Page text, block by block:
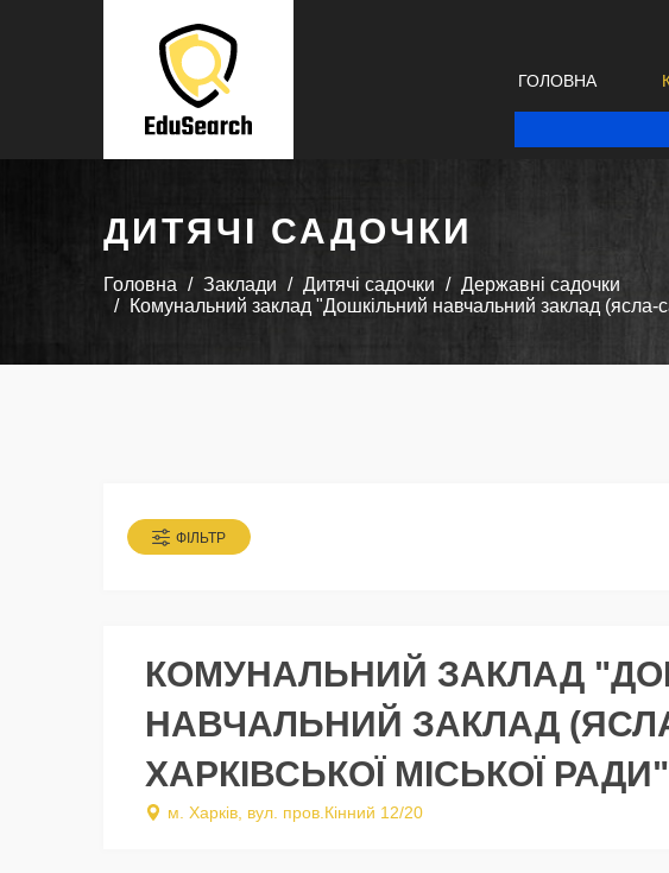
ГОЛОВНА
ДИТЯЧІ САДОЧКИ
Головна Заклади Дитячі садочки
Державні садочки
Комунальний заклад "Дошкільний навчальний заклад (ясла-
ФІЛЬТР
КОМУНАЛЬНИЙ ЗАКЛАД
НАВЧАЛЬНИЙ ЗАКЛАД
ХАРКІВСЬКОЇ МІСЬКОЇ РАДИ"
м. Харків, вул. пров.Кінний 12/20